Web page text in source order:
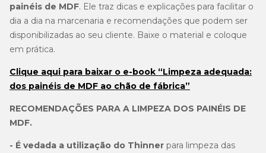
painéis de MDF. Ele traz dicas e explicações para facilitar o
dia a dia na marcenaria e recomendações que podem ser
disponibilizadas ao seu cliente. Baixe o material e coloque
em prática.
Clique aqui para baixar o e-book “Limpeza adequada:
dos painéis de MDF ao chão de fábrica”
RECOMENDAÇÕES PARA A LIMPEZA DOS PAINÉIS DE
MDF.
- É vedada a utilização do Thinner para limpeza das